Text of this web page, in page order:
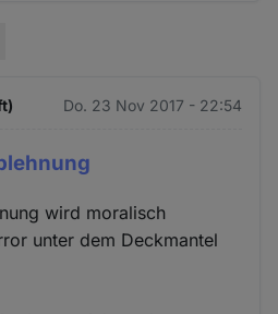
Do. 23 Nov 2017 - 22:54
wird moralisch
unter dem Deckmantel